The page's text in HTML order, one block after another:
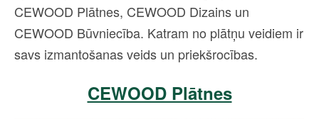
CEWOOD Plātnes, CEWOOD Dizains un
CEWOOD Būvniecība. Katram no plātņu veidiem ir
savs izmantošanas veids un priekšrocības.
CEWOOD Plātnes